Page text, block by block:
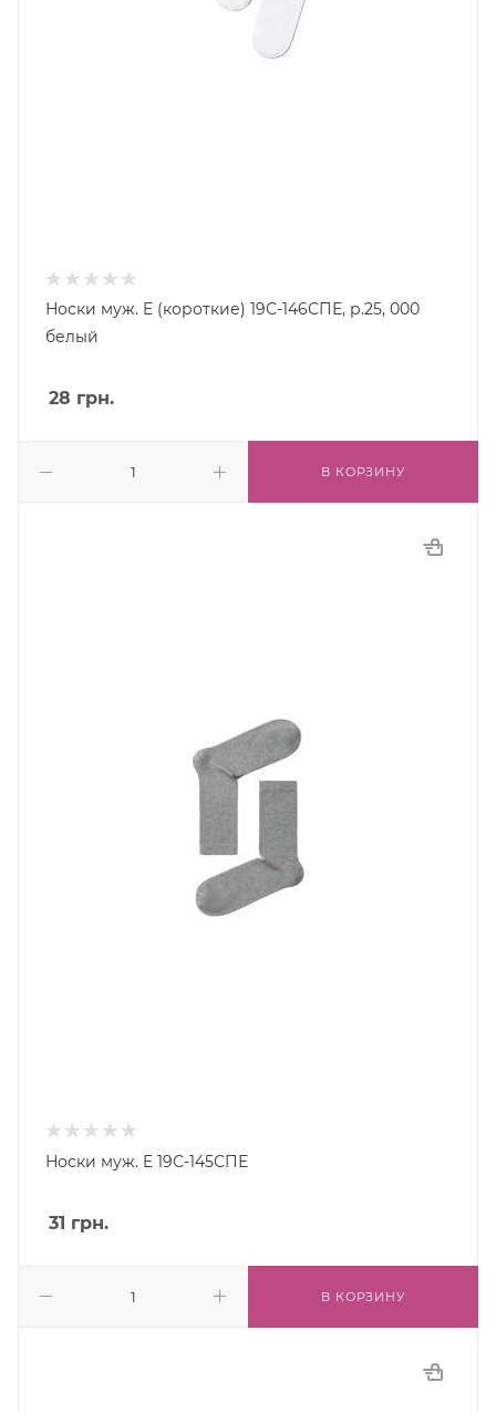
Носки муж. E (короткие) 19С-146СПЕ, р.25, 000
белый
28 грн.
В КОРЗИНУ
Носки муж. E 19С-145СПЕ
31 грн.
В КОРЗИНУ